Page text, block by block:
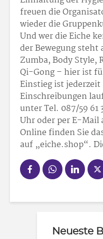
freuen die
wieder die
Und wer die Eiche
der Bewegung steht
Zumba, Body Style,
Qi-Gong – hier ist
Einstieg ist
Einschreibungen
unter Tel. 087/59 61
Uhr oder per E-Mail
Online finden Sie
auf „eiche.shop“.
Neueste